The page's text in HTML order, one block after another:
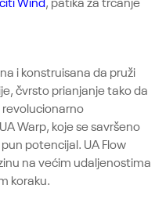
i konstruisana da pruži
čvrsto prianjanje tako da
Warp, koje se savršeno
potencijal. UA Flow
na većim udaljenostima
koraku.